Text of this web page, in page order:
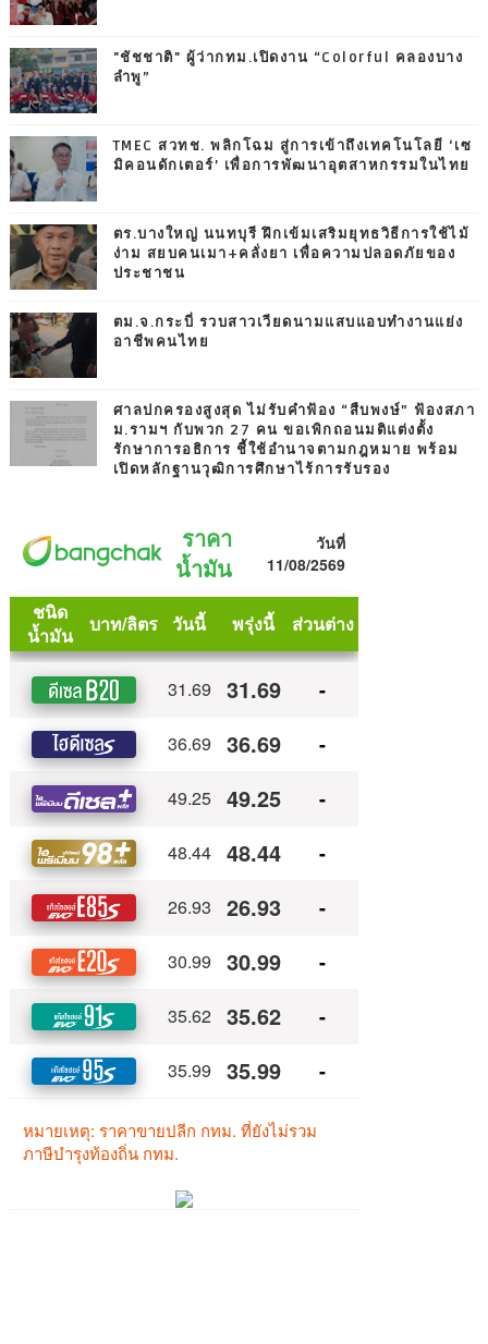
"ชัชชาติ" ผู้ว่ากทม.เปิดงาน “Colorful คลองบาง
ลำพู”
TMEC สวทช. พลิกโฉม สู่การเข้าถึงเทคโนโลยี ‘เซ
มิคอนดักเตอร์’ เพื่อการพัฒนาอุตสาหกรรมในไทย
ตร.บางใหญ่ นนทบุรี ฝึกเข้มเสริมยุทธวิธีการใช้ไม้
ง่าม สยบคนเมา+คลั่งยา เพื่อความปลอดภัยของ
ประชาชน
ตม.จ.กระบี่ รวบสาวเวียดนามแสบแอบทำงานแย่ง
อาชีพคนไทย
ศาลปกครองสูงสุด ไม่รับคำฟ้อง “สืบพงษ์” ฟ้องสภา
ม.รามฯ กับพวก 27 คน ขอเพิกถอนมติแต่งตั้ง
รักษาการอธิการ ชี้ใช้อำนาจตามกฎหมาย พร้อม
เปิดหลักฐานวุฒิการศึกษาไร้การรับรอง